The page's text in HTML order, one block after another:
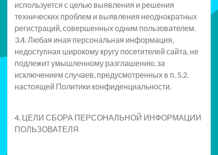
используется с целью выявления и решения
технических проблем и выявления неоднократных
регистраций, совершенных одним пользователем.
3.4. Любая иная персональная информация,
недоступная широкому кругу посетителей сайта, не
подлежит умышленному разглашению, за
исключением случаев, предусмотренных в п. 5.2.
настоящей Политики конфиденциальности.
4. ЦЕЛИ СБОРА ПЕРСОНАЛЬНОЙ ИНФОРМАЦИИ
ПОЛЬЗОВАТЕЛЯ